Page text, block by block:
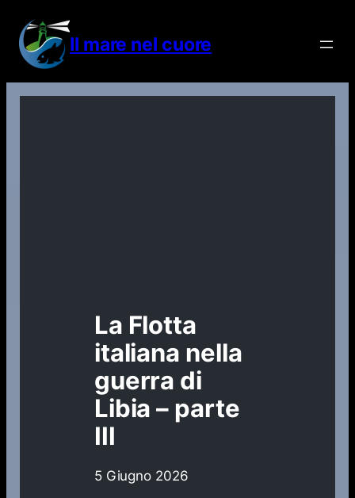
contenuto
Il mare nel cuore
La Flotta
italiana nella
guerra di
Libia – parte
III
5 Giugno 2026